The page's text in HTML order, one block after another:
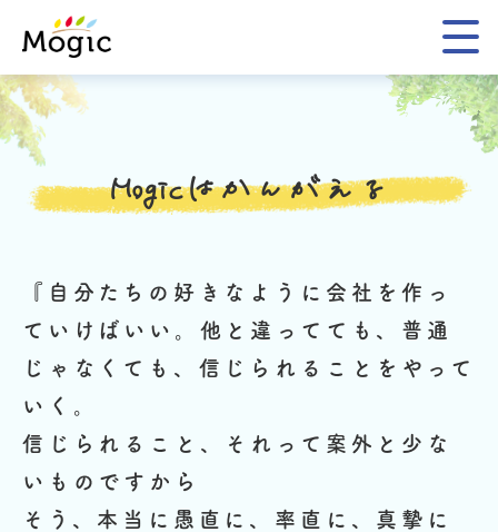
Mogic
Mogicはかんがえる
『自分たちの好きなように会社を作っ
ていけばいい。 他と違ってても、普通
じゃなくても、信じられることをやって
いく。
信じられること、それって案外と少な
いものですから
そう、本当に愚直に、率直に、真摯に